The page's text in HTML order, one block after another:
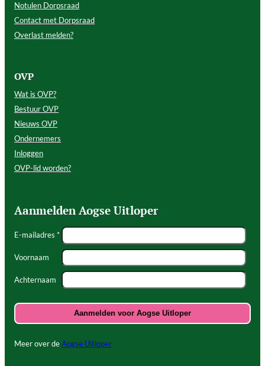
Notulen Dorpsraad
Contact met Dorpsraad
Overlast melden?
OVP
Wat is OVP?
Bestuur OVP
Nieuws OVP
Ondernemers
Inloggen
OVP-lid worden?
Aanmelden Aogse Uitloper
E-mailadres *
Voornaam
Achternaam
Meer over deAogse Uitloper